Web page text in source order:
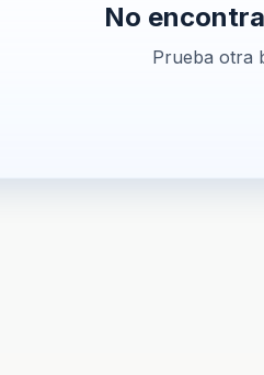
No
Prueba otra